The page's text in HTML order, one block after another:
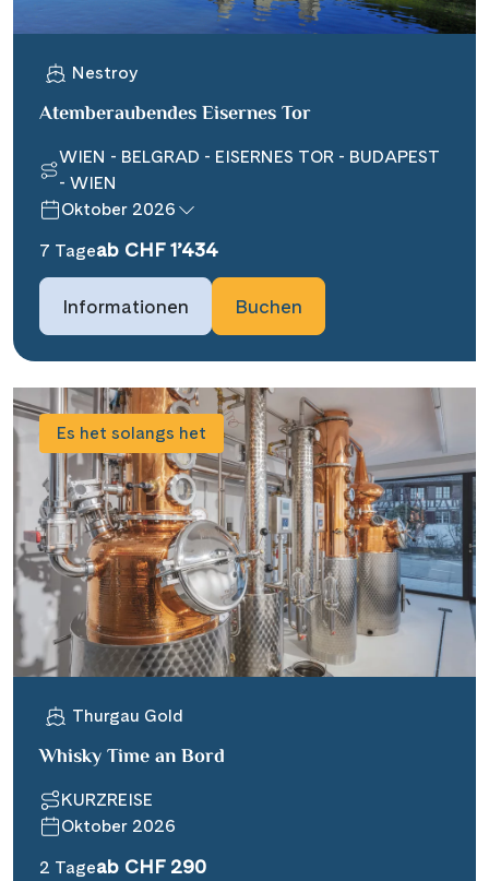
Nestroy
Atemberaubendes Eisernes Tor
WIEN - BELGRAD - EISERNES TOR - BUDAPEST
- WIEN
Oktober 2026
7 Tageab CHF 1’434
Informationen Buchen
Es het solangs het
Thurgau Gold
Whisky Time an Bord
KURZREISE
Oktober 2026
2 Tageab CHF 290